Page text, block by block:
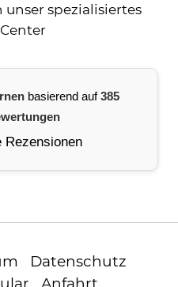
unser spezialisiertes
basierend auf385
Rezensionen
Datenschutz